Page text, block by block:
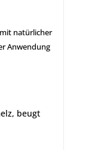
natürlicher
Anwendung
beugt